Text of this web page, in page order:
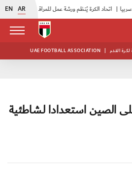
EN AR
| |
UAE FOOTBALL ASSOCIATION | لكرة القدم
الصين استعدادا لـشاطئية